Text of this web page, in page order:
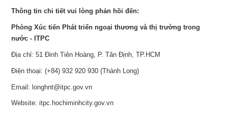
Thông tin chi tiết vui lòng phản hồi đến:
Phòng Xúc tiến Phát triển ngoại thương và thị trường trong
nước - ITPC
Địa chỉ: 51 Đinh Tiên Hoàng, P. Tân Định, TP.HCM
Điện thoại: (+84) 932 920 930 (Thành Long)
Email: longhnt@itpc.gov.vn
Website: itpc.hochiminhcity.gov.vn